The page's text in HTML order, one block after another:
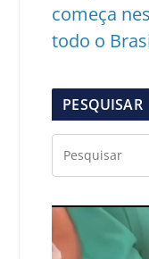
começa
todo o
PESQUISAR